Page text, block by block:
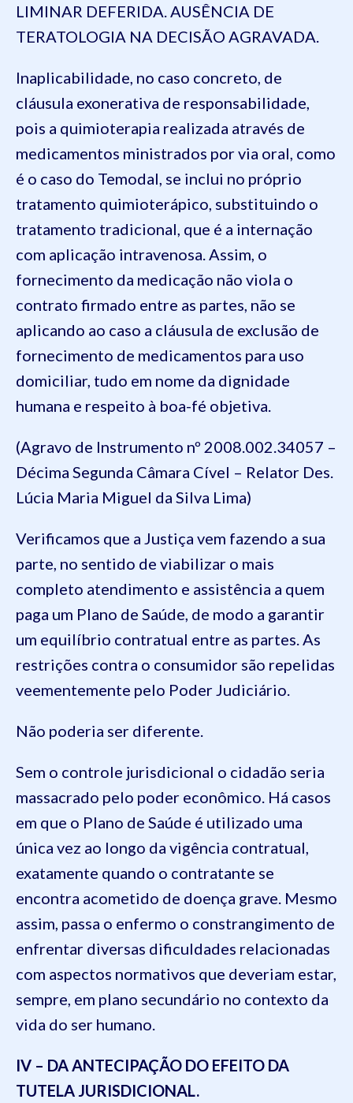
LIMINAR DEFERIDA. AUSÊNCIA DE
TERATOLOGIA NA DECISÃO AGRAVADA.
Inaplicabilidade, no caso concreto, de
cláusula exonerativa de responsabilidade,
pois a quimioterapia realizada através de
medicamentos ministrados por via oral, como
é o caso do Temodal, se inclui no próprio
tratamento quimioterápico, substituindo o
tratamento tradicional, que é a internação
com aplicação intravenosa. Assim, o
fornecimento da medicação não viola o
contrato firmado entre as partes, não se
aplicando ao caso a cláusula de exclusão de
fornecimento de medicamentos para uso
domiciliar, tudo em nome da dignidade
humana e respeito à boa-fé objetiva.
(Agravo de Instrumento nº 2008.002.34057 –
Décima Segunda Câmara Cível – Relator Des.
Lúcia Maria Miguel da Silva Lima)
Verificamos que a Justiça vem fazendo a sua
parte, no sentido de viabilizar o mais
completo atendimento e assistência a quem
paga um Plano de Saúde, de modo a garantir
um equilíbrio contratual entre as partes. As
restrições contra o consumidor são repelidas
veementemente pelo Poder Judiciário.
Não poderia ser diferente.
Sem o controle jurisdicional o cidadão seria
massacrado pelo poder econômico. Há casos
em que o Plano de Saúde é utilizado uma
única vez ao longo da vigência contratual,
exatamente quando o contratante se
encontra acometido de doença grave. Mesmo
assim, passa o enfermo o constrangimento de
enfrentar diversas dificuldades relacionadas
com aspectos normativos que deveriam estar,
sempre, em plano secundário no contexto da
vida do ser humano.
IV – DA ANTECIPAÇÃO DO EFEITO DA
TUTELA JURISDICIONAL.